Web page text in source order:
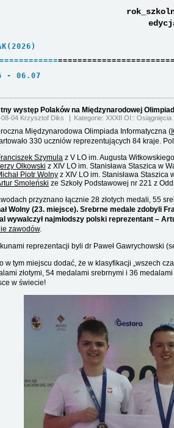
============
- 06.07
występ Polaków na Międzynarodowej
08-04 Krzysztof Diks Kategorie: XXXII OI Osiągnięcia
Międzynarodowa Olimpiada Informatyczna (
330 uczniów reprezentujących 84 kraje.
Szymula z V LO im. Augusta
Olkowski z XIV LO im. Stanisława Staszica w
Piotr Wolny z XIV LO im. Stanisława Staszica
Smoleński ze Szkoły Podstawowej nr 221 z
przyznano łącznie 28 złotych medali, 55
Wolny (23. miejsce). Srebrne medale zdobyli
wywalczył najmłodszy polski reprezentant –
zawodów.
reprezentacji byli dr Paweł Gawrychowski
w tym miejscu dodać, że w klasyfikacji „wszech
złotymi, 54 medalami srebrnymi i 36
w świecie!